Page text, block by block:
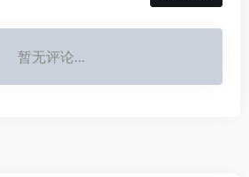
暂无评论...